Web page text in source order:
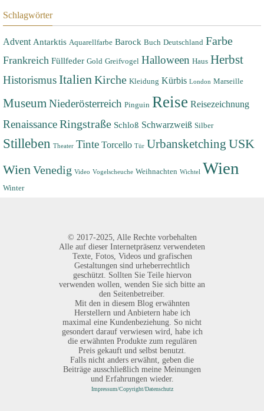
Schlagwörter
Advent Antarktis Aquarellfarbe Barock Buch Deutschland Farbe
Frankreich Füllfeder Gold Greifvogel Halloween Haus Herbst
HistorismusItalien Kirche Kleidung Kürbis London Marseille
Museum Niederösterreich Pinguin Reise Reisezeichnung
RenaissanceRingstraße Schloß Schwarzweiß Silber
Stilleben Theater Tinte Torcello Tür Urbansketching USK
Wien Venedig Video Vogelscheuche Weihnachten Wichtel Wien
Winter
© 2017-2025, Alle Rechte vorbehalten
Alle auf dieser Internetpräsenz verwendeten
Texte, Fotos, Videos und grafischen
Gestaltungen sind urheberrechtlich
geschützt. Sollten Sie Teile hiervon
verwenden wollen, wenden Sie sich bitte an
den Seitenbetreiber.
Mit den in diesem Blog erwähnten
Herstellern und Anbietern habe ich
maximal eine Kundenbeziehung. So nicht
gesondert darauf verwiesen wird, habe ich
die erwähnten Produkte zum regulären
Preis gekauft und selbst benutzt.
Falls nicht anders erwähnt, geben die
Beiträge ausschließlich meine Meinungen
und Erfahrungen wieder.
Impressum/Copyright/Datenschutz